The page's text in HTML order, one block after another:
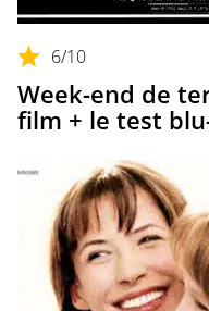
6/10
Week-end de
film + le test